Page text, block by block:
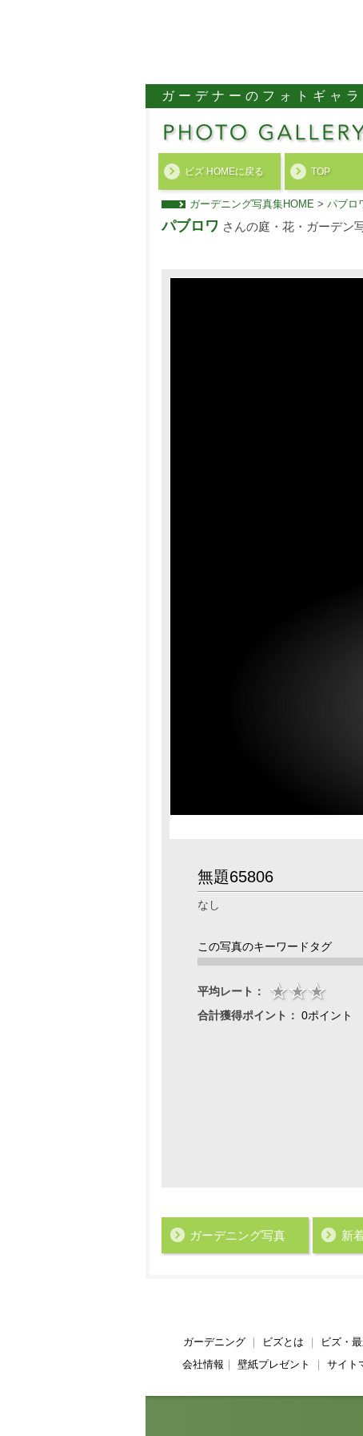
ガーデナーのフォトギャラ
ビズ HOMEに戻る TOP
ガーデニング写真集HOME > パブロ
パブロワ さんの庭・花・ガーデン
無題65806
なし
この写真のキーワードタグ
平均レート：
合計獲得ポイント： 0ポイント
ガーデニング写真 新
ガーデニング｜ ビズとは ビズ・
会社情報
壁紙プレゼント サイト